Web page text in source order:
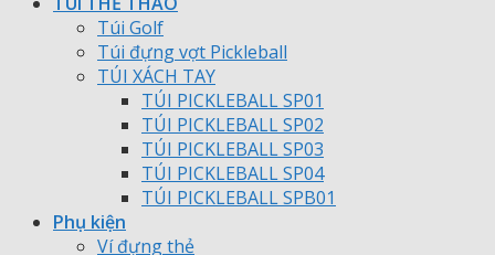
Túi Golf
Túi đựng vợt Pickleball
TÚI XÁCH TAY
TÚI PICKLEBALL SP01
TÚI PICKLEBALL SP02
TÚI PICKLEBALL SP03
TÚI PICKLEBALL SP04
TÚI PICKLEBALL SPB01
Phụ kiện
Ví đựng thẻ